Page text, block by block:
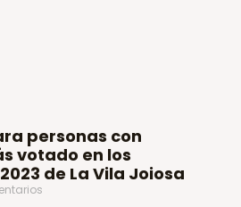
personas con
votado en los
de La Vila Joiosa